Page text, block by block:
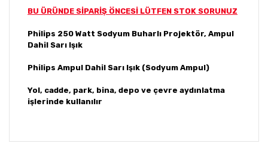
BU ÜRÜNDE SİPARİŞ ÖNCESİ LÜTFEN STOK SORUNUZ
Philips 250 Watt Sodyum Buharlı Projektör, Ampul
Dahil Sarı Işık
Philips Ampul Dahil Sarı Işık (Sodyum Ampul)
Yol, cadde, park, bina, depo ve çevre aydınlatma
işlerinde kullanılır
Bu ürünün fiyat bilgisi, resim, ürün açıklamalarında ve